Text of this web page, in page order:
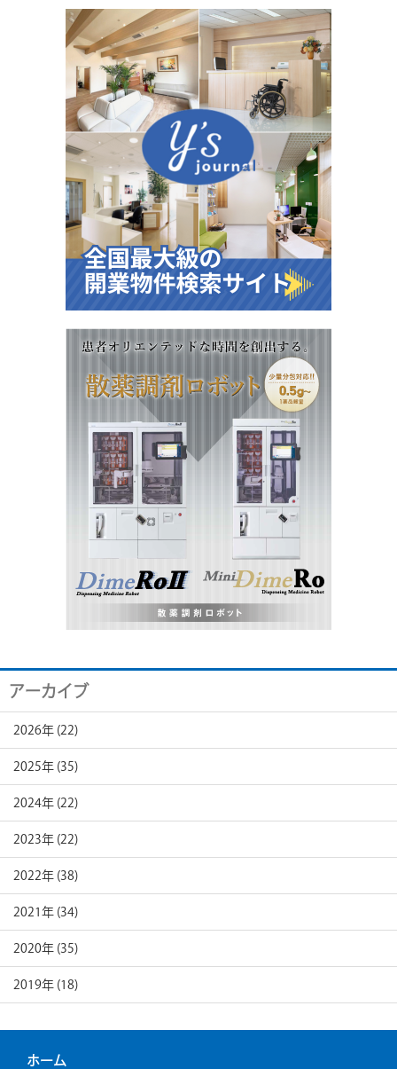
アーカイブ
2026年 (22)
2025年 (35)
2024年 (22)
2023年 (22)
2022年 (38)
2021年 (34)
2020年 (35)
2019年 (18)
ホーム